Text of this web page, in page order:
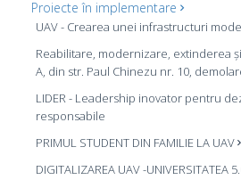
Proiecte în implementare
UAV - Crearea unei infrastructuri
Reabilitare, modernizare, extinderea
A, din str. Paul Chinezu nr. 10,
LIDER - Leadership inovator pentru
responsabile
PRIMUL STUDENT DIN FAMILIE LA UAV
DIGITALIZAREA UAV -UNIVERSITATEA